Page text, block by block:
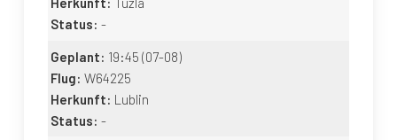
Status: -
Geplant: 19:45(07-08)
Flug: W64225
Herkunft: Lublin
Status: -